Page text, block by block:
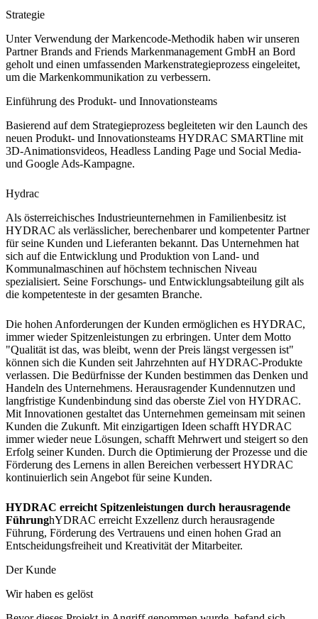
Strategie
Unter Verwendung der Markencode-Methodik haben wir unseren
Partner Brands and Friends Markenmanagement GmbH an Bord
geholt und einen umfassenden Markenstrategieprozess eingeleitet,
um die Markenkommunikation zu verbessern.
Einführung des Produkt- und Innovationsteams
Basierend auf dem Strategieprozess begleiteten wir den Launch des
neuen Produkt- und Innovationsteams HYDRAC SMARTline mit
3D-Animationsvideos, Headless Landing Page und Social Media-
und Google Ads-Kampagne.
Hydrac
Als österreichisches Industrieunternehmen in Familienbesitz ist
HYDRAC als verlässlicher, berechenbarer und kompetenter Partner
für seine Kunden und Lieferanten bekannt. Das Unternehmen hat
sich auf die Entwicklung und Produktion von Land- und
Kommunalmaschinen auf höchstem technischen Niveau
spezialisiert. Seine Forschungs- und Entwicklungsabteilung gilt als
die kompetenteste in der gesamten Branche.
Die hohen Anforderungen der Kunden ermöglichen es HYDRAC,
immer wieder Spitzenleistungen zu erbringen. Unter dem Motto
"Qualität ist das, was bleibt, wenn der Preis längst vergessen ist"
können sich die Kunden seit Jahrzehnten auf HYDRAC-Produkte
verlassen. Die Bedürfnisse der Kunden bestimmen das Denken und
Handeln des Unternehmens. Herausragender Kundennutzen und
langfristige Kundenbindung sind das oberste Ziel von HYDRAC.
Mit Innovationen gestaltet das Unternehmen gemeinsam mit seinen
Kunden die Zukunft. Mit einzigartigen Ideen schafft HYDRAC
immer wieder neue Lösungen, schafft Mehrwert und steigert so den
Erfolg seiner Kunden. Durch die Optimierung der Prozesse und die
Förderung des Lernens in allen Bereichen verbessert HYDRAC
kontinuierlich sein Angebot für seine Kunden.
HYDRAC erreicht Spitzenleistungen durch herausragende
FührunghYDRAC erreicht Exzellenz durch herausragende
Führung, Förderung des Vertrauens und einen hohen Grad an
Entscheidungsfreiheit und Kreativität der Mitarbeiter.
Der Kunde
Wir haben es gelöst